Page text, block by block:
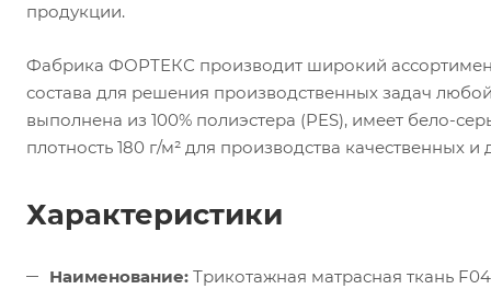
продукции.
Фабрика ФОРТЕКС производит широкий
состава для решения производственных задач
выполнена из 100% полиэстера (PES), имеет бело-
плотность 180 г/м² для производства качественных
Характеристики
Наименование: Трикотажная матрасная ткань